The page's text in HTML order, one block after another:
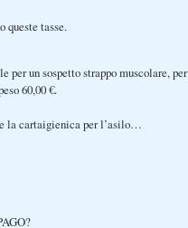
queste tasse.
per un sospetto strappo muscolare, per
60,00 €.
la cartaigienica per l’asilo…